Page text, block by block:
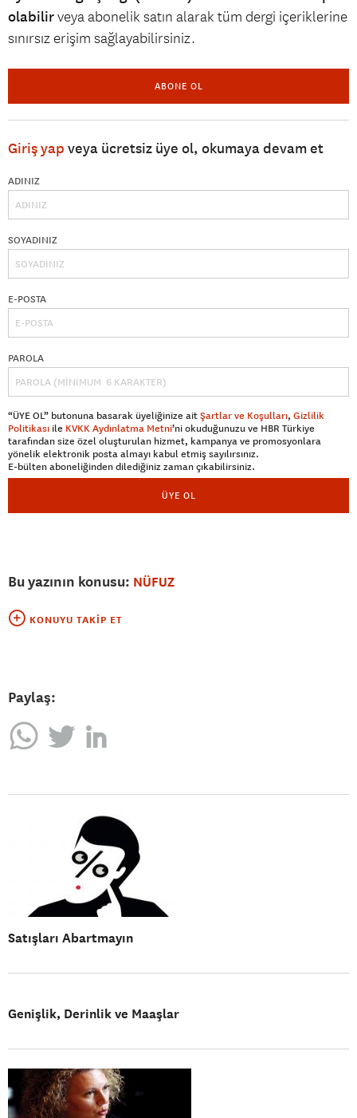
olabilirveya abonelik satın alarak tüm dergi içeriklerine
sınırsız erişim sağlayabilirsiniz.
ABONE OL
Giriş yap veya ücretsiz üye ol, okumaya devam et
ADINIZ
SOYADINIZ
E-POSTA
PAROLA
“ÜYE OL” butonuna basarak üyeliğinize aitŞartlar ve Koşulları, Gizlilik
Politikası ile KVKK Aydınlatma Metni’ni okuduğunuzu ve HBR Türkiye
tarafından size özel oluşturulan hizmet, kampanya ve promosyonlara
yönelik elektronik posta almayı kabul etmiş sayılırsınız.
E-bülten aboneliğinden dilediğiniz zaman çıkabilirsiniz.
ÜYE OL
Bu yazının konusu: NÜFUZ
KONUYU TAKIP ET
Paylaş:
Satışları Abartmayın
Genişlik, Derinlik ve Maaşlar